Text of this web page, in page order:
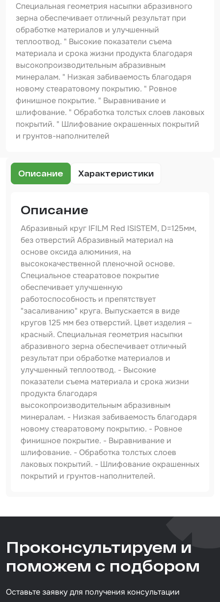
Оборудование шлифовальное
Подложка промежуточная
Клейкие листы
Герметики
Материалы для вклейки стекол
Набор для вклейки стёкол
Специальная геометрия насыпки абразивного
зерна обеспечивает отличный результат при
обработке материалов и улучшенный
теплоотвод. " Высокие показатели съема
материала и срока жизни продукта благодаря
высокопроизводительным абразивным
минералам. " Низкая забиваемость благодаря
новому стеаратовому покрытию. " Ровное
финишное покрытие. " Выравнивание и
шлифование. " Обработка толстых слоев лаковых
покрытий. " Шлифование окрашенных покрытий
и грунтов-наполнителей
Описание Характеристики
Описание
Абразивный круг IFILM Red ISISTEM, D=125мм,
без отверстий Абразивный материал на
основе оксида алюминия, на
высококачественной пленочной основе.
Специальное стеаратовое покрытие
обеспечивает улучшенную
работоспособность и препятствует
"засаливанию" круга. Выпускается в виде
кругов 125 мм без отверстий. Цвет изделия –
красный. Специальная геометрия насыпки
абразивного зерна обеспечивает отличный
результат при обработке материалов и
улучшенный теплоотвод. - Высокие
показатели съема материала и срока жизни
продукта благодаря
высокопроизводительным абразивным
минералам. - Низкая забиваемость благодаря
новому стеаратовому покрытию. - Ровное
финишное покрытие. - Выравнивание и
шлифование. - Обработка толстых слоев
лаковых покрытий. - Шлифование окрашенных
покрытий и грунтов-наполнителей.
абразивный круг
Размер / диаметр / объём
D=125 мм
Проконсультируем и
поможем с подбором
Оставьте заявку для получения консультации